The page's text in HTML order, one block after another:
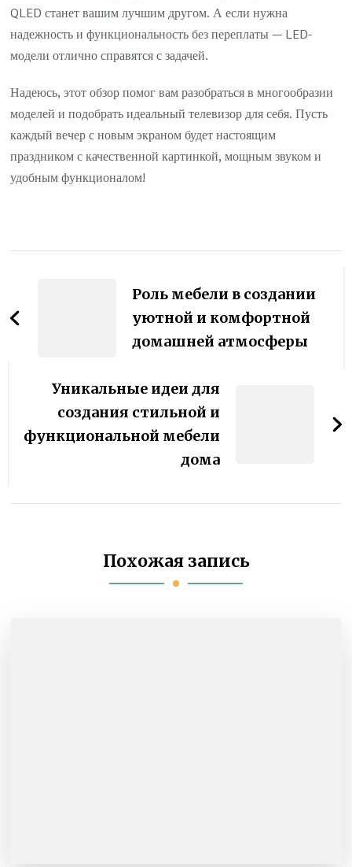
QLED станет вашим лучшим другом. А если нужна
надежность и функциональность без переплаты — LED-
модели отлично справятся с задачей.
Надеюсь, этот обзор помог вам разобраться в многообразии
моделей и подобрать идеальный телевизор для себя. Пусть
каждый вечер с новым экраном будет настоящим
праздником с качественной картинкой, мощным звуком и
удобным функционалом!
записям
Роль мебели в создании
уютной и комфортной
домашней атмосферы
Уникальные идеи для
создания стильной и
функциональной мебели
дома
Похожая запись